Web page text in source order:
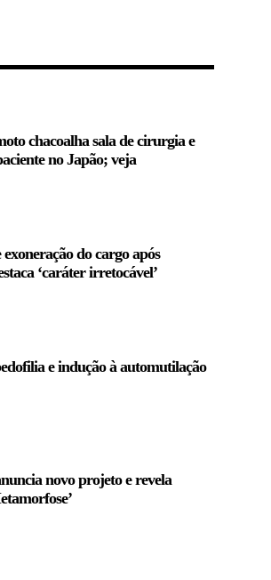
chacoalha sala de cirurgia e
no Japão; veja
do cargo após
‘caráter irretocável’
e indução à automutilação
novo projeto e revela